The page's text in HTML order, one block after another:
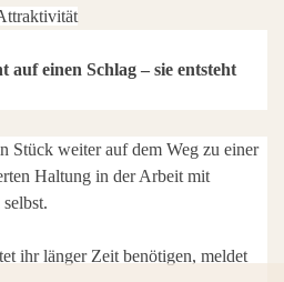
auf einen Schlag – sie entsteht
Stück weiter auf dem Weg zu einer
Haltung in der Arbeit mit
ihr länger Zeit benötigen, meldet